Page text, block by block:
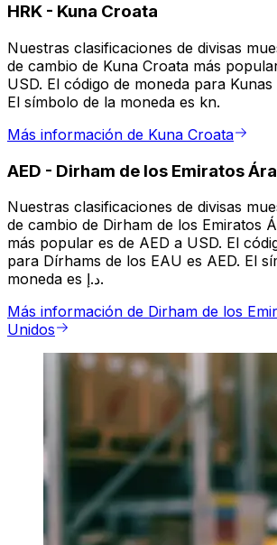
HRK - Kuna Croata
Nuestras clasificaciones de divisas
de cambio de Kuna Croata más
USD. El código de moneda para
El símbolo de la moneda es kn.
Más información de Kuna Croata
AED - Dirham de los Emiratos
Nuestras clasificaciones de divisas
de cambio de Dirham de los Emiratos
más popular es de AED a USD. El
para Dírhams de los EAU es AED. El
moneda es د.إ.
Más información de Dirham de los
Unidos